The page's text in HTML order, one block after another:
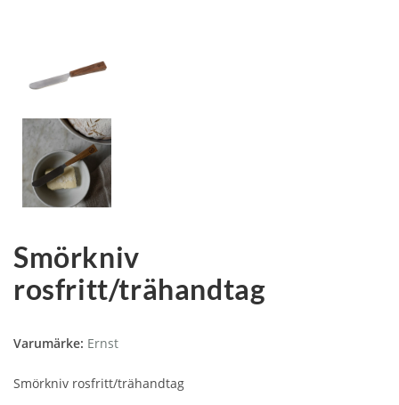
Smörkniv
rosfritt/trähandtag
Varumärke: Ernst
Smörkniv rosfritt/trähandtag